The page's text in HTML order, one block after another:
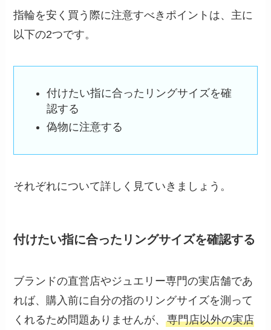
指輪を安く買う際に注意すべきポイントは、主に
以下の2つです。
付けたい指に合ったリングサイズを確
認する
偽物に注意する
それぞれについて詳しく見ていきましょう。
付けたい指に合ったリングサイズを確認する
ブランドの直営店やジュエリー専門の実店舗であ
れば、購入前に自分の指のリングサイズを測って
くれるため問題ありませんが、専門店以外の実店